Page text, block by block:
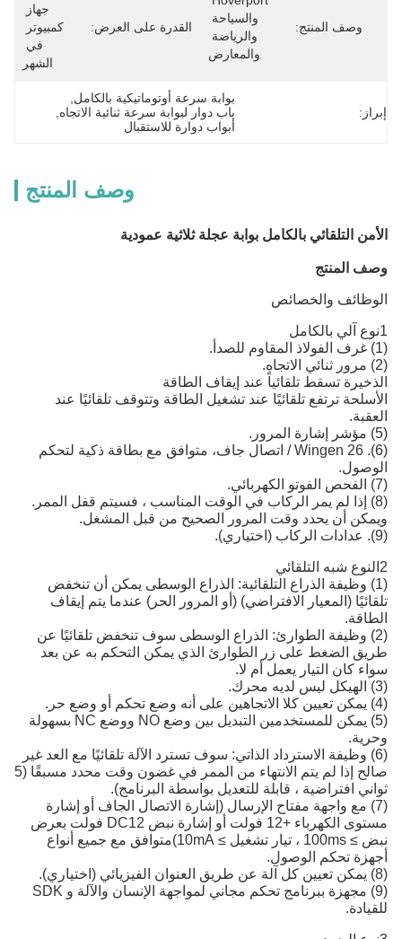
وصف المنتج:
والمعارض
القدرة على العرض:
الشهر
إبراز:
بوابة سرعة أوتوماتيكية بالكامل
باب دوار لبوابة سرعة ثنائية الاتجاه
أبواب دوارة للاستقبال
وصف المنتج
الأمن التلقائي بالكامل بوابة عجلة ثلاثية عمودية
وصف المنتج
الوظائف والخصائص
1نوع آلي بالكامل
(1) غرف الفولاذ المقاوم للصدأ.
(2) مرور ثنائي الاتجاه.
الذخيرة تسقط تلقائياً عند إيقاف الطاقة
الأسلحة ترتفع تلقائيًا عند تشغيل الطاقة وتتوقف تلقائيًا عند
العقبة.
(5) مؤشر إشارة المرور.
(6). Wingen 26 / اتصال جاف، متوافق مع بطاقة ذكية لتحكم
الوصول.
(7) الفحص الفوتو الكهربائي.
(8) إذا لم يمر الركاب في الوقت المناسب ، فسيتم قفل الممر.
ويمكن أن يحدد وقت المرور الصحيح من قبل المشغل.
(9). عدادات الركاب (اختياري).
2النوع شبه التلقائي
(1) وظيفة الذراع التلقائية: الذراع الوسطى يمكن أن تنخفض
تلقائيًا (المعيار الافتراضي) (أو المرور الحر) عندما يتم إيقاف
الطاقة.
(2) وظيفة الطوارئ: الذراع الوسطى سوف تنخفض تلقائيًا عن
طريق الضغط على زر الطوارئ الذي يمكن التحكم به عن بعد
سواء كان التيار يعمل أم لا.
(3) الهيكل ليس لديه محرك.
(4) يمكن تعيين كلا الاتجاهين على أنه وضع تحكم أو وضع حر.
(5) يمكن للمستخدمين التبديل بين وضع NO ووضع NC بسهولة
وحرية.
(6) وظيفة الاسترداد الذاتي: سوف تسترد الآلة تلقائيًا مع العد غير
صالح إذا لم يتم الانتهاء من الممر في غضون وقت محدد مسبقًا (5
ثواني افتراضية ، قابلة للتعديل بواسطة البرنامج).
(7) مع واجهة مفتاح الإرسال (إشارة الاتصال الجاف أو إشارة
مستوى الكهرباء +12 فولت أو إشارة نبض DC12 فولت بعرض
نبض ≥ 100ms ، تيار تشغيل ≥ 10mA)متوافق مع جميع أنواع
أجهزة تحكم الوصول.
(8) يمكن تعيين كل آلة عن طريق العنوان الفيزيائي (اختياري).
(9) مجهزة ببرنامج تحكم مجاني لمواجهة الإنسان والآلة و SDK
للقيادة.